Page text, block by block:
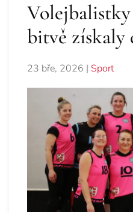
bitvě získaly
23 bře, 2026 | Sport